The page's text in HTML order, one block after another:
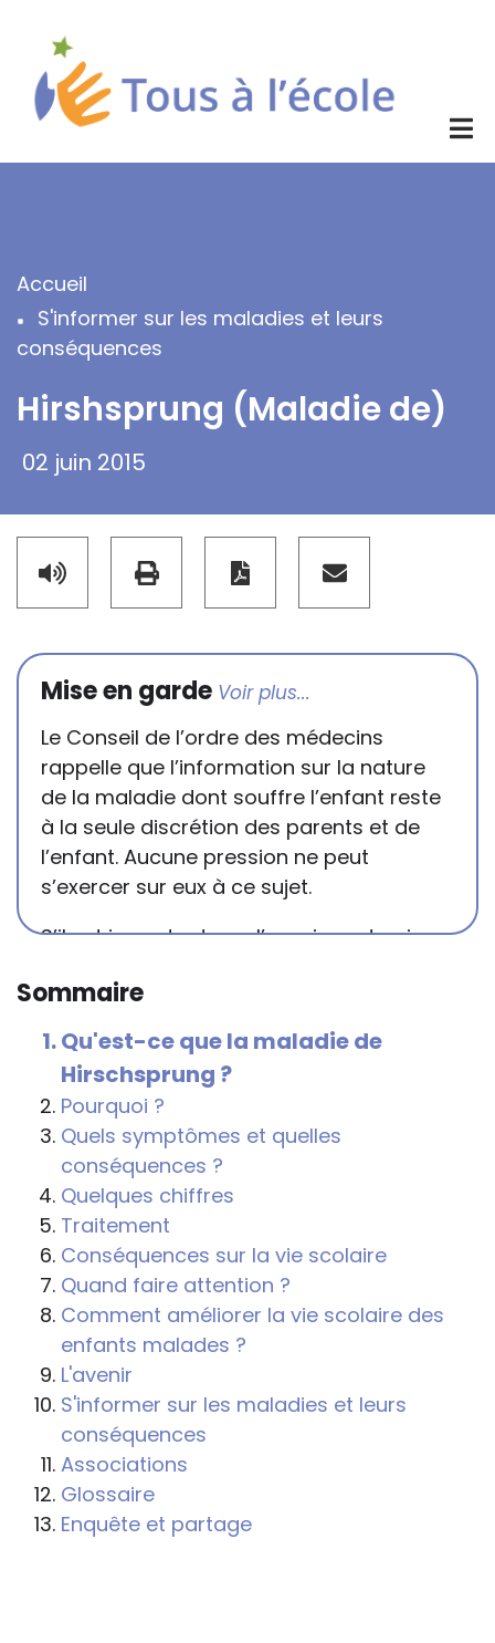
contenu
principal
Fil
d'Ariane
Accueil
S'informer sur les maladies et leurs
conséquences
Hirshsprung (Maladie de)
02 juin 2015
Mise en garde
Le Conseil de l’ordre des médecins
rappelle que l’information sur la nature
de la maladie dont souffre l’enfant reste
à la seule discrétion des parents et de
l’enfant. Aucune pression ne peut
s’exercer sur eux à ce sujet.
S’il est important que l’enseignant puisse
conséquences de la maladie ou du
handicap sur les apprentissages, cela ne
passe pas forcément pas l’exposé du
diagnostic en tant que tel.
Cette information doit être adaptée par
chacun, dans le respect de l’individu en
particulier, enfant et adulte, et prendre en
compte la variabilité d’une même
maladie ou handicap selon chaque
enfant.
La consultation d’informations sur un site
web n’exonère personne de ses
responsabilités professionnelles, civiles
et pénales. Les personnes qui
s'inspireront des éléments publiés sur le
site « Tous à l'école » dans leur action
professionnelle le feront sous leur seule
responsabilité, car ils disposent de tous
Sommaire
Qu'est-ce que la maladie de
Hirschsprung ?
Pourquoi ?
Quels symptômes et quelles
conséquences ?
Quelques chiffres
Traitement
Conséquences sur la vie scolaire
Quand faire attention ?
Comment améliorer la vie scolaire des
enfants malades ?
L'avenir
S'informer sur les maladies et leurs
conséquences
Associations
Glossaire
Enquête et partage